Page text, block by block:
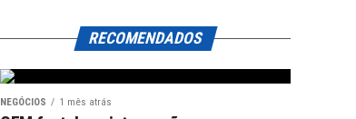
RECOMENDADOS
NEGÓCIOS 1 mês atrás